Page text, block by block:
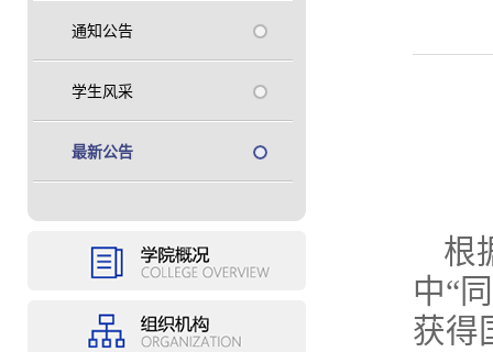
通知公告
学生风采
最新公告
根
中“
获得